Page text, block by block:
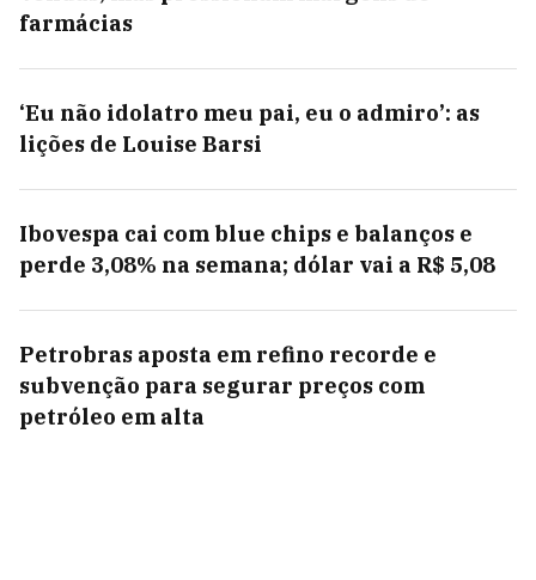
farmácias
‘Eu não idolatro meu pai, eu o admiro’: as
lições de Louise Barsi
Ibovespa cai com blue chips e balanços e
perde 3,08% na semana; dólar vai a R$ 5,08
Petrobras aposta em refino recorde e
subvenção para segurar preços com
petróleo em alta